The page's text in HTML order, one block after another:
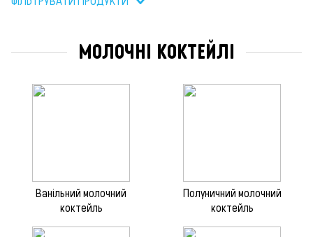
МОЛОЧНІ КОКТЕЙЛІ
Ванільний молочний
коктейль
Полуничний молочний
коктейль